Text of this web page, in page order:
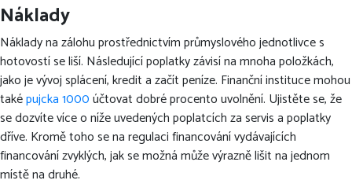
Náklady
Náklady na zálohu prostřednictvím průmyslového jednotlivce s
hotovostí se liší. Následující poplatky závisí na mnoha položkách,
jako je vývoj splácení, kredit a začít peníze. Finanční instituce mohou
taképujcka 1000účtovat dobré procento uvolnění. Ujistěte se, že
se dozvíte více o níže uvedených poplatcích za servis a poplatky
dříve. Kromě toho se na regulaci financování vydávajících
financování zvyklých, jak se možná může výrazně lišit na jednom
místě na druhé.